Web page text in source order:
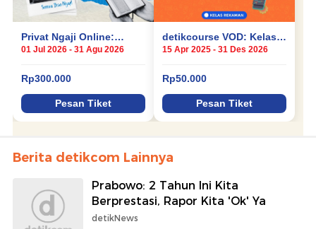
Berita detikcom Lainnya
Prabowo: 2 Tahun Ini Kita
Berprestasi, Rapor Kita 'Ok' Ya
detikNews